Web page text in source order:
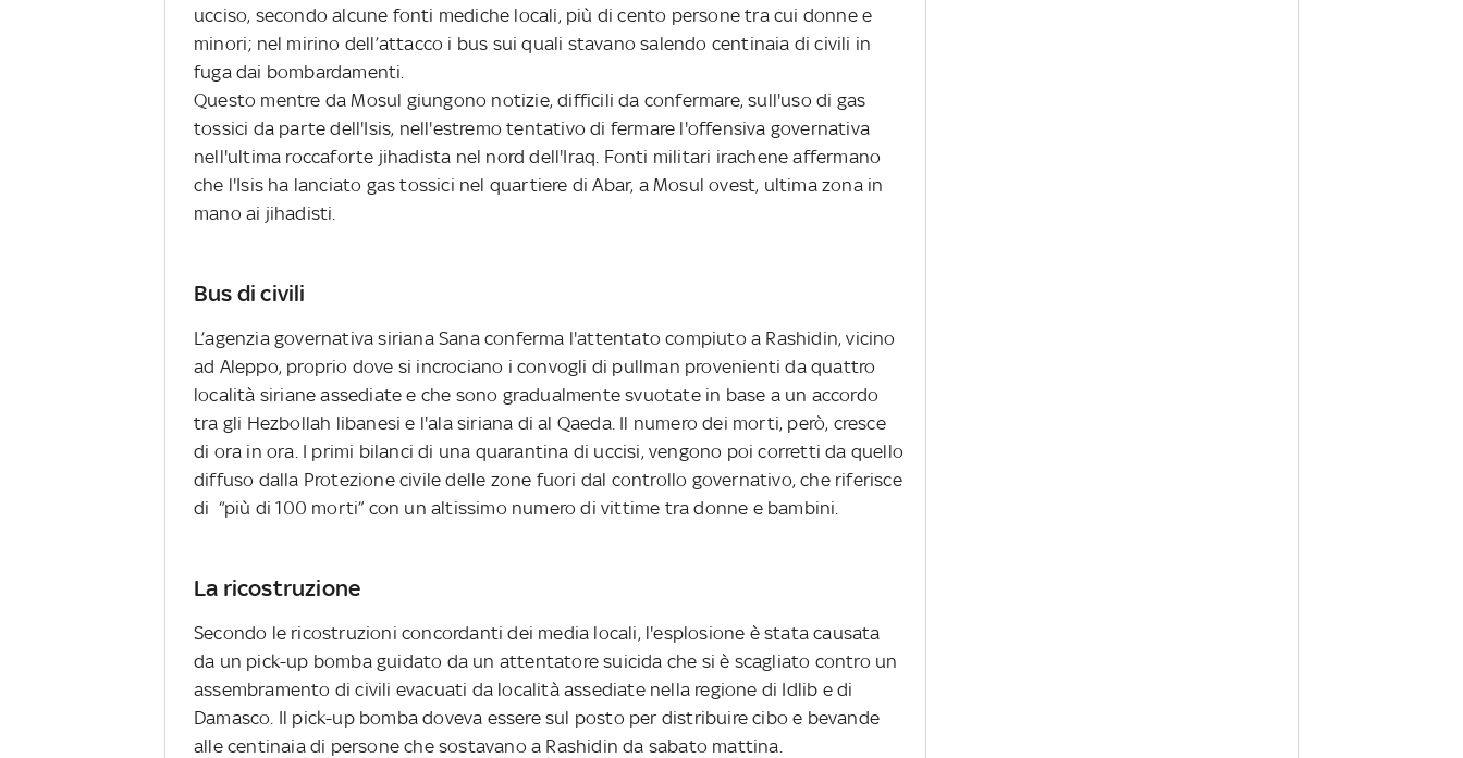
ucciso, secondo alcune fonti mediche locali, più di cento persone tra cui donne e
minori; nel mirino dell’attacco i bus sui quali stavano salendo centinaia di civili in
fuga dai bombardamenti.
Questo mentre da Mosul giungono notizie, difficili da confermare, sull'uso di gas
tossici da parte dell'Isis, nell'estremo tentativo di fermare l'offensiva governativa
nell'ultima roccaforte jihadista nel nord dell'Iraq. Fonti militari irachene affermano
che l'Isis ha lanciato gas tossici nel quartiere di Abar, a Mosul ovest, ultima zona in
mano ai jihadisti.
Bus di civili
L’agenzia governativa siriana Sana conferma l'attentato compiuto a Rashidin, vicino
ad Aleppo, proprio dove si incrociano i convogli di pullman provenienti da quattro
località siriane assediate e che sono gradualmente svuotate in base a un accordo
tra gli Hezbollah libanesi e l'ala siriana di al Qaeda. Il numero dei morti, però, cresce
di ora in ora. I primi bilanci di una quarantina di uccisi, vengono poi corretti da quello
diffuso dalla Protezione civile delle zone fuori dal controllo governativo, che riferisce
di “più di 100 morti” con un altissimo numero di vittime tra donne e bambini.
La ricostruzione
Secondo le ricostruzioni concordanti dei media locali, l'esplosione è stata causata
da un pick-up bomba guidato da un attentatore suicida che si è scagliato contro un
assembramento di civili evacuati da località assediate nella regione di Idlib e di
Damasco. Il pick-up bomba doveva essere sul posto per distribuire cibo e bevande
alle centinaia di persone che sostavano a Rashidin da sabato mattina.